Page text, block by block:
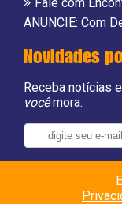
ANUNCIE: Com
Novidades
Receba notícias
vocêmora.